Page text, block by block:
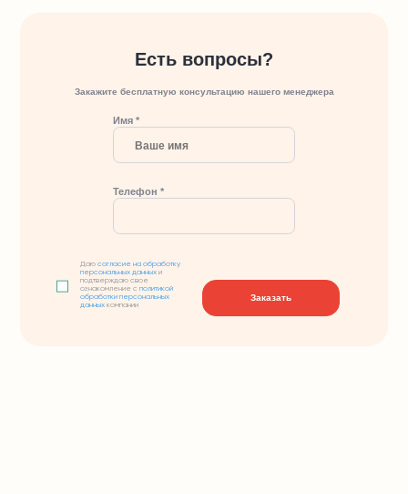
Есть вопросы?
Закажите бесплатную консультацию нашего менеджера
Имя *
Телефон *
Даюсогласие на обработку
персональных данных и
подтверждаю свое
ознакомление сполитикой
обработки персональных
данных компании
Заказать